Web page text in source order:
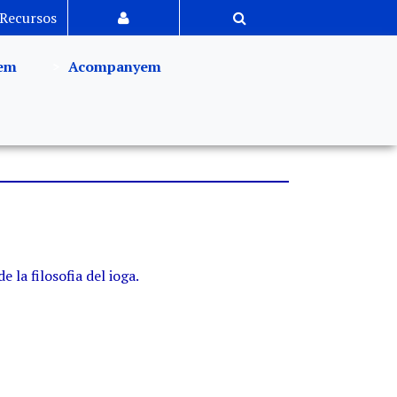
Recursos
Acompanyem
la filosofia del ioga.